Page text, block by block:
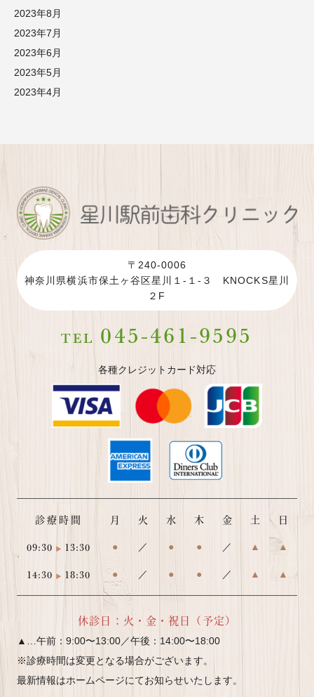
2023年8月
2023年7月
2023年6月
2023年5月
2023年4月
〒240-0006
神奈川県横浜市保土ヶ谷区星川１-１-３ KNOCKS星川
２F
TEL 045-461-9595
各種クレジットカード対応
診療時間 月 火 水 木 金 土 日
09:30 13:30 ● ／ ● ● ／ ▲ ▲
14:30 18:30 ● ／ ● ● ／ ▲ ▲
休診日：火・金・祝日（予定）
▲…午前：9:00〜13:00／午後：14:00〜18:00
※診療時間は変更となる場合がございます。
最新情報はホームページにてお知らせいたします。